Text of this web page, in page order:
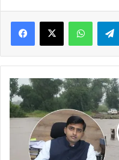
Facebook
X
जिल्ह्यातील
नद्यांच्या
पाणी
पातळीत